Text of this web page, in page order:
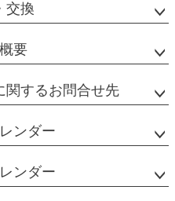
交換
要
関するお問合せ先
ンダー
ンダー